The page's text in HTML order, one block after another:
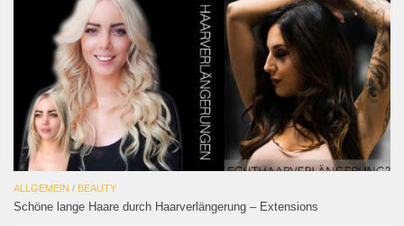
ALLGEMEIN / BEAUTY
Schöne lange Haare durch Haarverlängerung – Extensions